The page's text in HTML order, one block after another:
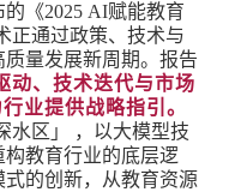
《2025 AI赋能教育
正通过政策、技术与
量发展新周期。报告
动、技术迭代与市场
业提供战略指引。
水区」 ，以大模型技
教育行业的底层逻
的创新，从教育资源